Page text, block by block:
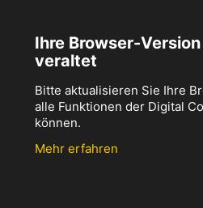
Ihre Browser-
veraltet
Bitte aktualisieren Sie Ihre
alle Funktionen der Digital
können.
Mehr erfahren